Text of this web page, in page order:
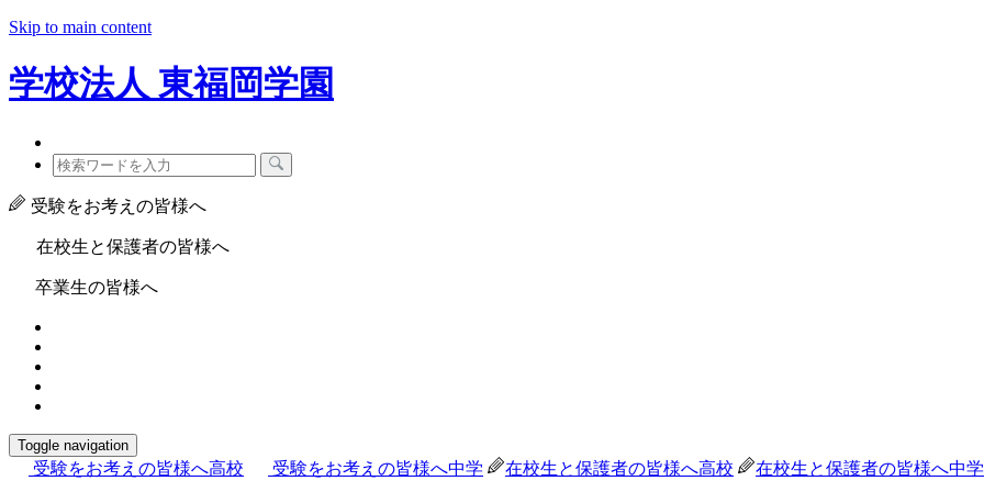
Skip to main content
学校法人 東福岡学園
受験をお考えの皆様へ
在校生と保護者の皆様へ
卒業生の皆様へ
Toggle navigation
受験をお考えの皆様へ高校 受験をお考えの皆様へ中学 在校生と保護者の皆様へ高校 在校生と保護者の皆様へ中学